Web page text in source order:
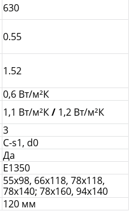
630
0.55
1.52
0,6 Вт/м²К
1,1 Вт/м²К/ 1,2 Вт/м²К
3
C-s1, d0
Да
E1350
55x98, 66x118, 78x118,
78х140; 78х160, 94х140
120 мм